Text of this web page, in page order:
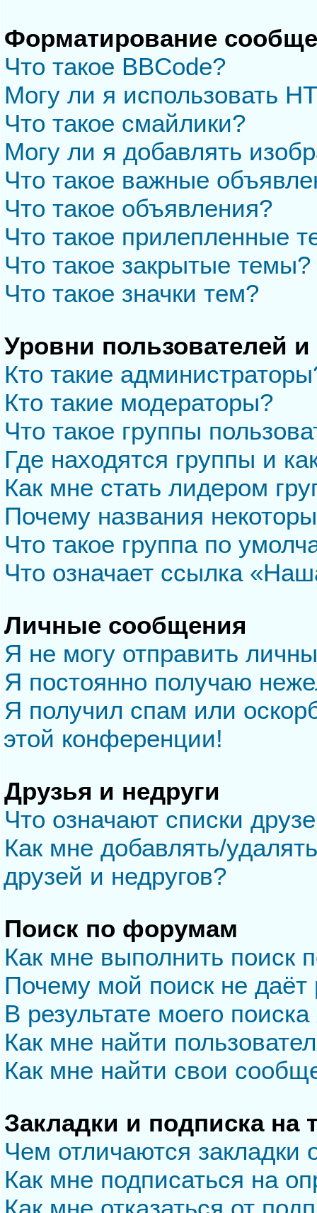
Форматирование
Что такое BBCode?
Могу ли я использовать
Что такое смайлики?
Могу ли я добавлять
Что такое важные
Что такое объявления?
Что такое прилепленные
Что такое закрытые темы?
Что такое значки тем?
Уровни пользователей
Кто такие
Кто такие модераторы?
Что такое группы
Где находятся группы и
Как мне стать лидером
Почему названия
Что такое группа по
Что означает ссылка
Личные сообщения
Я не могу отправить
Я постоянно получаю
Я получил спам или
этой конференции!
Друзья и недруги
Что означают списки
Как мне добавлять/
друзей и недругов?
Поиск по форумам
Как мне выполнить
Почему мой поиск не даёт
В результате моего
Как мне найти
Как мне найти свои
Закладки и подписка на
Чем отличаются закладки
Как мне подписаться на